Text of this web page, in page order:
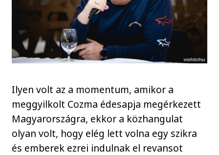
Ilyen volt az a momentum, amikor a
meggyilkolt Cozma édesapja megérkezett
Magyarországra, ekkor a közhangulat
olyan volt, hogy elég lett volna egy szikra
és emberek ezrei indulnak el revansot